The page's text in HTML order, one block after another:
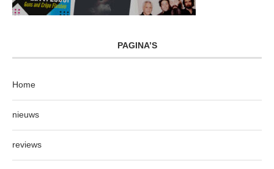
PAGINA’S
Home
nieuws
reviews